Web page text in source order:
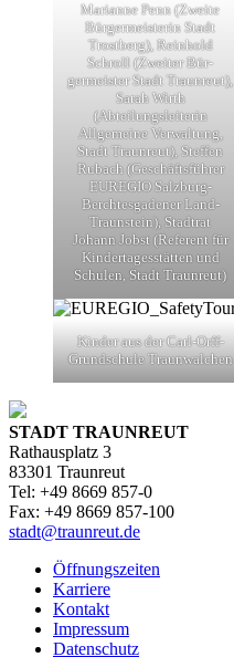
Marianne Penn (Zweite
Bürgermeisterin Stadt
Trostberg), Reinhold
Schroll (Zweiter Bür-
germeister Stadt Traunreut),
Sarah Wirth
(Abteilungsleiterin
Allgemeine Verwaltung,
Stadt Traunreut), Steffen
Rubach (Geschäftsführer
EUREGIO Salzburg-
Berchtesgadener Land-
Traunstein), Stadtrat
Johann Jobst (Referent für
Kindertagesstätten und
Schulen, Stadt Traunreut)
Kinder aus der Carl-Orff-
Grundschule Traunwalchen
STADT TRAUNREUT
Rathausplatz 3
83301 Traunreut
Tel: +49 8669 857-0
Fax: +49 8669 857-100
stadt@traunreut.de
Öffnungszeiten
Karriere
Kontakt
Impressum
Datenschutz